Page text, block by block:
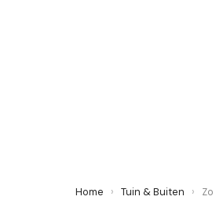
Home › Tuin & Buiten ›